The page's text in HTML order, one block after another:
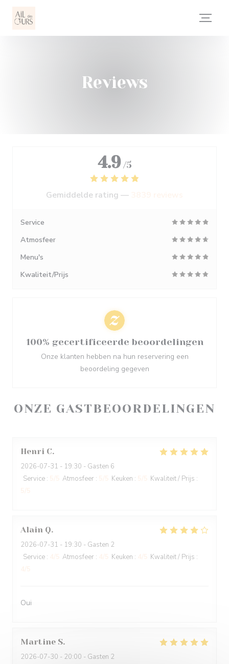
Reviews
ONZE GASTBEOORDELINGEN
Henri C
2026-07-31 - 19:30 - Gasten 6
Service : Atmosfeer : Keuken : Kwaliteit / Prijs :
Alain Q
2026-07-31 - 19:30 - Gasten 2
Service : Atmosfeer : Keuken : Kwaliteit / Prijs :
Oui
Martine S
2026-07-30 - 20:00 - Gasten 2
4.9 /5
Gemiddelde rating —
Service
Atmosfeer
Menu's
Kwaliteit/Prijs
100% gecertificeerde beoordelingen
Onze klanten hebben na hun reservering een
beoordeling gegeven